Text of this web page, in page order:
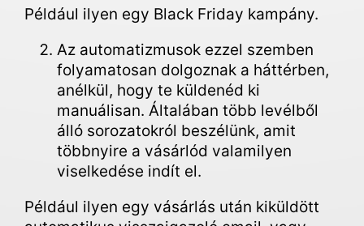
Például ilyen egy Black Friday kampány.
Az automatizmusok ezzel szemben
folyamatosan dolgoznak a háttérben,
anélkül, hogy te küldenéd ki
manuálisan. Általában több levélből
álló sorozatokról beszélünk, amit
többnyire a vásárlód valamilyen
viselkedése indít el.
Például ilyen egy vásárlás után kiküldött